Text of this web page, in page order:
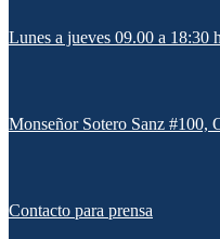
Lunes a jueves 09.00 a 18:30
Monseñor Sotero Sanz #100,
Contacto para prensa